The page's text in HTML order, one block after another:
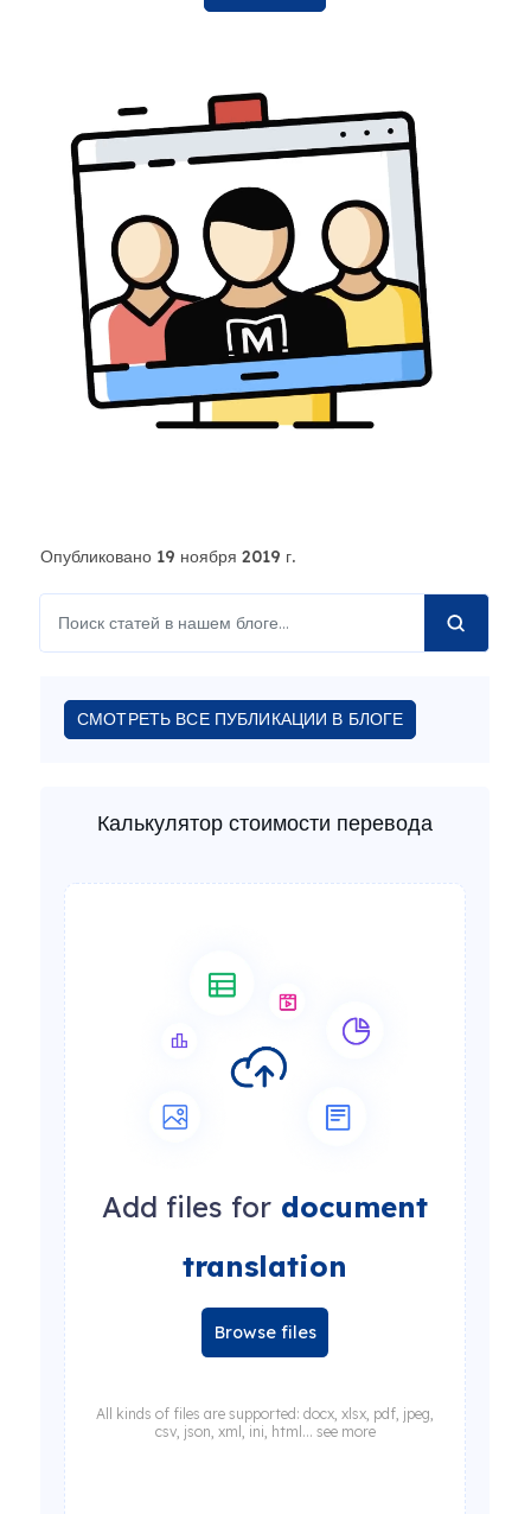
Опубликовано 19 ноября 2019 г.
СМОТРЕТЬ ВСЕ ПУБЛИКАЦИИ В БЛОГЕ
Калькулятор стоимости перевода
Add files for document
translation
Browse files
All kinds of files are supported: docx, xlsx, pdf, jpeg,
csv, json, xml, ini, html... see more